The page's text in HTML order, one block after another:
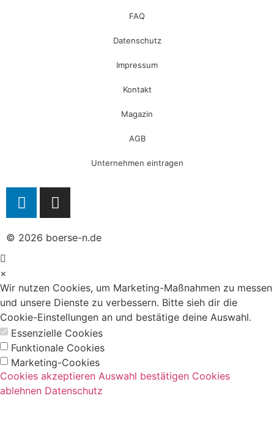
FAQ
Datenschutz
Impressum
Kontakt
Magazin
AGB
Unternehmen eintragen
© 2026 boerse-n.de
×
Wir nutzen Cookies, um Marketing-Maßnahmen zu messen
und unsere Dienste zu verbessern. Bitte sieh dir die
Cookie-Einstellungen an und bestätige deine Auswahl.
Essenzielle Cookies
Funktionale Cookies
Marketing-Cookies
Cookies akzeptieren Auswahl bestätigen Cookies
ablehnen Datenschutz